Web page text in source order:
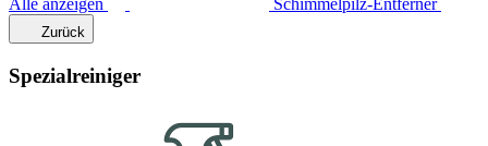
Alle anzeigen Schimmelpilz-Entferner
Zurück
Spezialreiniger